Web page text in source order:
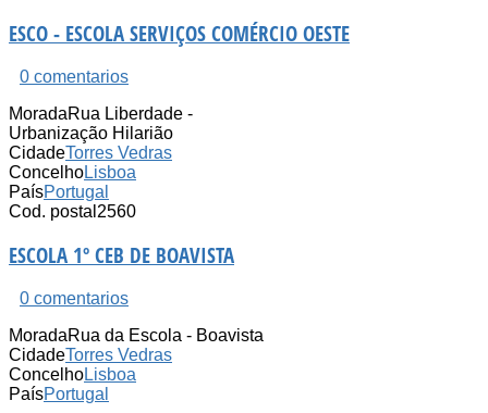
ESCO - ESCOLA SERVIÇOS COMÉRCIO OESTE
0 comentarios
MoradaRua Liberdade -
Urbanização Hilarião
CidadeTorres Vedras
ConcelhoLisboa
PaísPortugal
Cod. postal 2560
ESCOLA 1º CEB DE BOAVISTA
0 comentarios
MoradaRua da Escola - Boavista
CidadeTorres Vedras
ConcelhoLisboa
PaísPortugal